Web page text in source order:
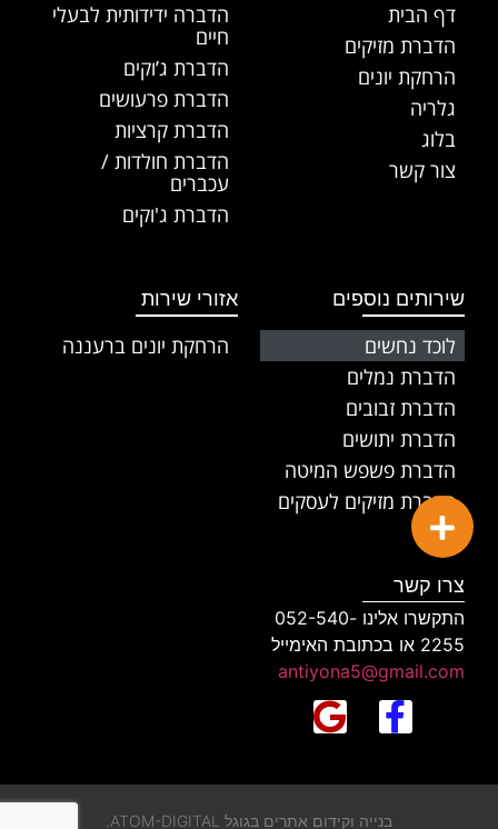
דף הבית
הדברת מזיקים
הרחקת יונים
גלריה
בלוג
צור קשר
הדברה ידידותית לבעלי
חיים
הדברת ג’וקים
הדברת פרעושים
הדברת קרציות
הדברת חולדות /
עכברים
הדברת ג'וקים
שירותים נוספים
לוכד נחשים
הדברת נמלים
הדברת זבובים
הדברת יתושים
הדברת פשפש המיטה
הדברת מזיקים לעסקים
אזורי שירות
הרחקת יונים ברעננה
צרו קשר
התקשרו אלינו 052-540-
2255 או בכתובת האימייל
antiyona5@gmail.com
בנייה וקידום אתרים בגוגל ATOM-DIGITAL.